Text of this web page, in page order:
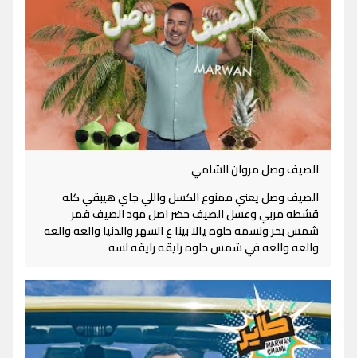
الصيف وصل مروان الشامي
الصيف وصل يعني ممنوع الكسل واللي جاي هيبقي كله
قشطه مربي وعسل الصيف حضر اصل مود الصيف قمر
شمس بحر ونسمه حلوه يالا بينا ع السهر والدنيا والعه والعه
والعه والعه في شمس حلوه رايقه رايقه لسه